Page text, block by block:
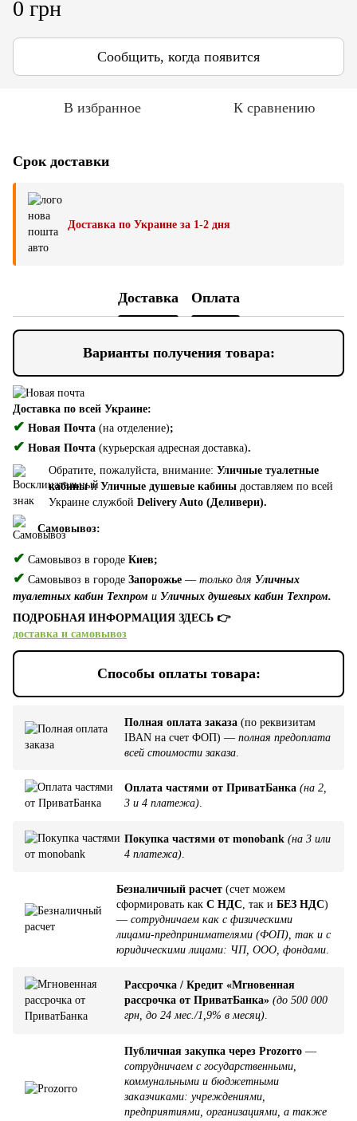
0 грн
Сообщить, когда появится
В избранное К сравнению
Срок доставки
Доставка по Украине за 1-2 дня
Доставка Оплата
Варианты получения товара:
Доставка по всей Украине:
✔ Новая Почта (на отделение);
✔ Новая Почта (курьерская адресная доставка).
Обратите, пожалуйста, внимание: Уличные туалетные
кабиныи Уличные душевые кабины доставляем по всей
Украине службой Delivery Auto (Деливери).
Самовывоз:
✔ Самовывоз в городе Киев;
✔ Самовывоз в городе Запорожье — только для Уличных
туалетных кабин Техпром и Уличных душевых кабин Техпром.
ПОДРОБНАЯ ИНФОРМАЦИЯ ЗДЕСЬ 👉
доставка и самовывоз
Способы оплаты товара:
Полная оплата заказа (по реквизитам
IBAN на счет ФОП) — полная предоплата
всей стоимости заказа
Оплата частями от ПриватБанка (на 2,
3 и 4 платежа)
Покупка частями от monobank (на 3 или
4 платежа)
Безналичный расчет (счет можем
сформировать как С НДС , так и БЕЗ НДС)
— сотрудничаем как с физическими
лицами-предпринимателями (ФОП), так и с
юридическими лицами: ЧП, ООО, фондами
Рассрочка / Кредит «Мгновенная
рассрочка от ПриватБанка» (до 500 000
грн, до 24 мес./1,9% в месяц).
Публичная закупка через Prozorro —
сотрудничаем с государственными,
коммунальными и бюджетными
заказчиками: учреждениями,
предприятиями, организациями, а также